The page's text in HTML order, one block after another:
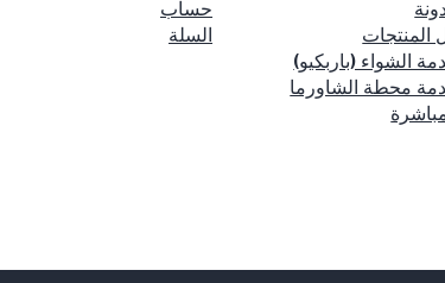
المنتجات
الشواء (باربكيو)
محطة الشاورما
حساب
السلة